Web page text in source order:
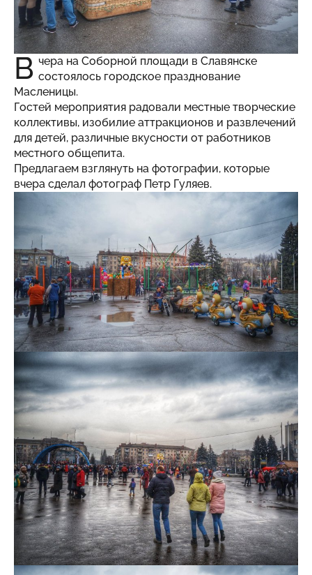
В чера на Соборной площади в Славянске
состоялось городское празднование
Масленицы.
Гостей мероприятия радовали местные творческие
коллективы, изобилие аттракционов и развлечений
для детей, различные вкусности от работников
местного общепита.
Предлагаем взглянуть на фотографии, которые
вчера сделал фотограф Петр Гуляев.